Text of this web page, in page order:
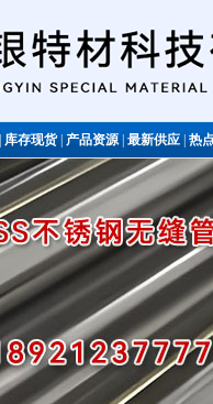
库存现货|产品资源|最新供应|热